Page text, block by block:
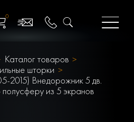
0
Каталог товаров
шторки
2015) Внедорожник 5 дв.
из 5 экранов